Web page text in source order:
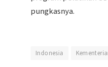
pungkasnya.
Indonesia